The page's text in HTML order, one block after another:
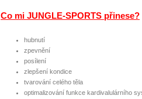
Co mi JUNGLE-SPORTS přinese?
hubnutí
zpevnění
posílení
zlepšení kondice
tvarování celého těla
optimalizování funkce kardivalulárního